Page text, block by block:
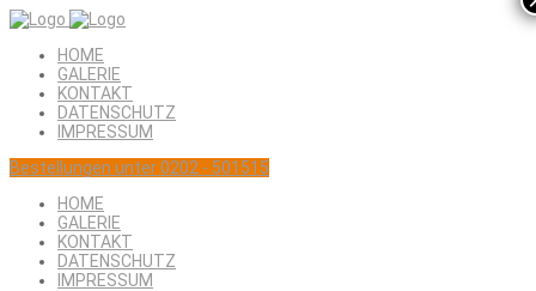
HOME
GALERIE
KONTAKT
DATENSCHUTZ
IMPRESSUM
Bestellungen unter 0202 - 501515
HOME
GALERIE
KONTAKT
DATENSCHUTZ
IMPRESSUM